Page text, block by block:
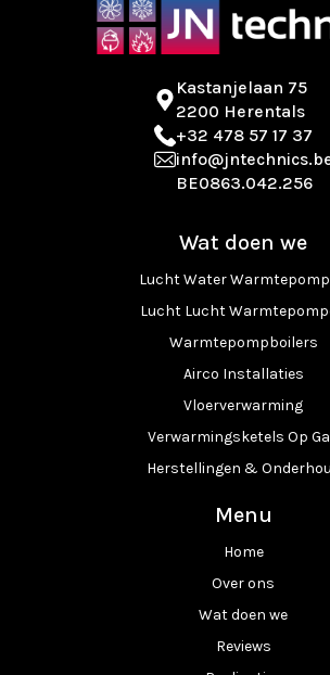
Kastanjelaan 75
2200 Herentals
+32 478 57 17 37
BE0863.042.256
Wat doen we
Lucht Water
Lucht Lucht
Warmtepompboilers
Airco Installaties
Vloerverwarming
Verwarmingsketels Op
Herstellingen &
Menu
Home
Over ons
Wat doen we
Reviews